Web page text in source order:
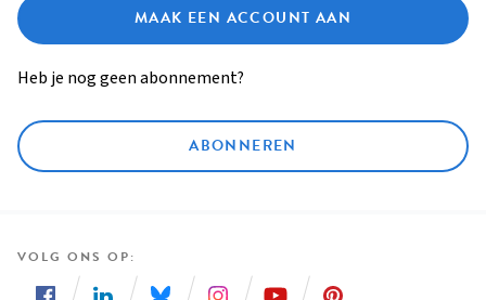
MAAK EEN ACCOUNT AAN
Heb je nog geen abonnement?
ABONNEREN
VOLG ONS OP